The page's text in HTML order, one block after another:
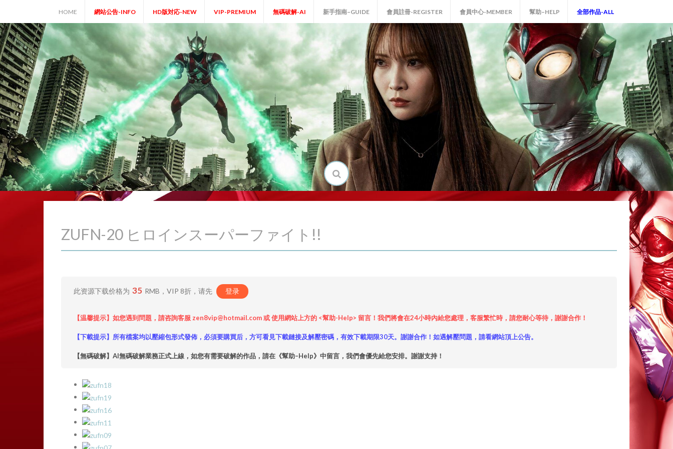
content
HOME 網站公告-INFO HD版対応-NEW VIP-PREMIUM 無碼破解-AI 新手指南–GUIDE 會員註冊-REGISTER 會員中心-MEMBER 幫助–HELP 全部作品-ALL
ZUFN-20 ヒロインスーパーファイト!!
此资源下载价格为 35 RMB，VIP 8折，请先 登录
【温馨提示】如您遇到問題，請咨詢客服 zen8vip@hotmail.com 或 使用網站上方的 <幫助-Help> 留言！我們將會在24小時內給您處理，客服繁忙時，請您耐心等待，謝謝合作！
【下載提示】所有檔案均以壓縮包形式發佈，必須要購買后，方可看見下載鏈接及解壓密碼，有效下載期限30天。謝謝合作！如遇解壓問題，請看網站頂上公告。
【無碼破解】AI無碼破解業務正式上線，如您有需要破解的作品，請在《幫助–Help》中留言，我們會優先給您安排。謝謝支持！